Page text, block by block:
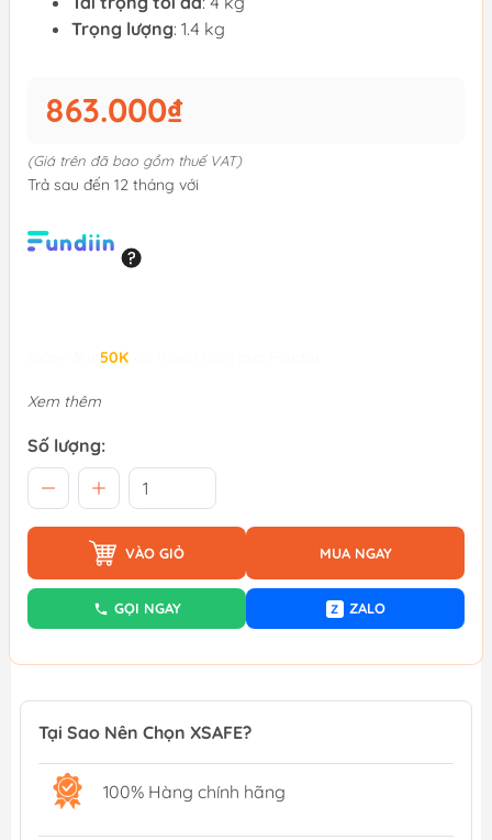
Trọng lượng: 1.4 kg
863.000₫
(Giá trên đã bao gồm thuế VAT)
Trả sau đến 12 tháng với
50K
Xem thêm
Số lượng:
VÀO GIỎ MUA NGAY
GỌI NGAY Z ZALO
Tại Sao Nên Chọn XSAFE?
100% Hàng chính hãng